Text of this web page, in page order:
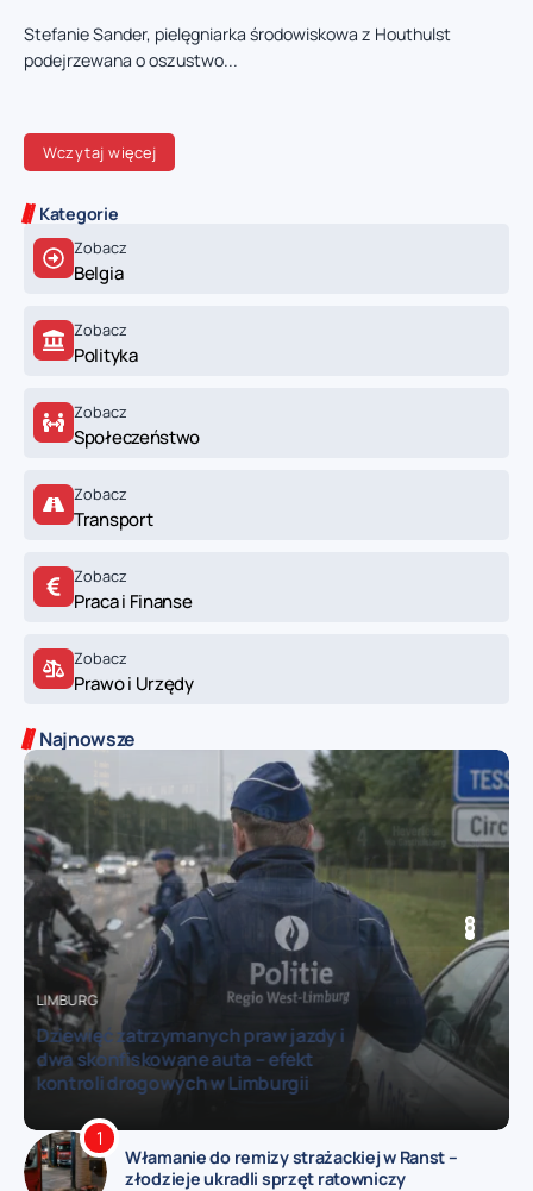
Kategorie
Zobacz
Belgia
Zobacz
Polityka
Zobacz
Społeczeństwo
Zobacz
Transport
Zobacz
Praca i Finanse
Zobacz
Prawo i Urzędy
Stefanie Sander, pielęgniarka środowiskowa z Houthulst
podejrzewana o oszustwo...
Wczytaj więcej
Najnowsze
TRANSPORT
Kolejny ciężki wypadek na dworcu
autobusowym w Leuven – „ta
sytuacja dotyka nas wszystkich”
BRUKSELA
LIMBURG
Włamanie do remizy strażackiej w Ranst –
złodzieje ukradli sprzęt ratowniczy